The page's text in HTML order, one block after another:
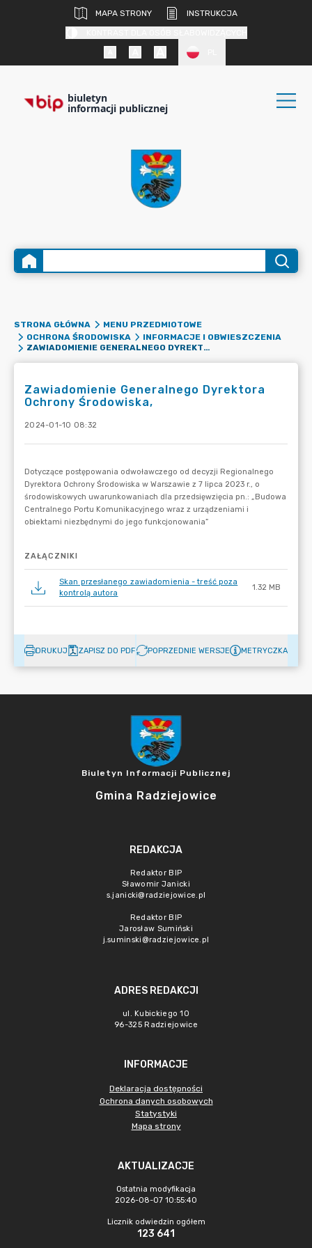
MAPA STRONY
INSTRUKCJA
biuletyn
informacji publicznej
STRONA GŁÓWNA
MENU PRZEDMIOTOWE
OCHRONA ŚRODOWISKA
INFORMACJE I OBWIESZCZENIA
ZAWIADOMIENIE GENERALNEGO DYREKTORA OCHRONY ŚRODOWISKA,
Zawiadomienie Generalnego Dyrektora
Ochrony Środowiska,
2024-01-10 08:32
ZAŁĄCZNIKI
Skan przesłanego zawiadomienia - treść poza
kontrolą autora
1.32 MB
DRUKUJ ZAPISZ DO PDF POPRZEDNIE WERSJE METRYCZKA
Biuletyn Informacji Publicznej
Gmina Radziejowice
REDAKCJA
Redaktor BIP
Sławomir Janicki
s.janicki@radziejowice.pl
Redaktor BIP
Jarosław Sumiński
j.suminski@radziejowice.pl
ADRES REDAKCJI
ul. Kubickiego 10
96-325 Radziejowice
INFORMACJE
Deklaracja dostępności
Ochrona danych osobowych
Statystyki
Mapa strony
AKTUALIZACJE
Ostatnia modyfikacja
2026-08-07 10:55:40
Licznik odwiedzin ogółem
123 641